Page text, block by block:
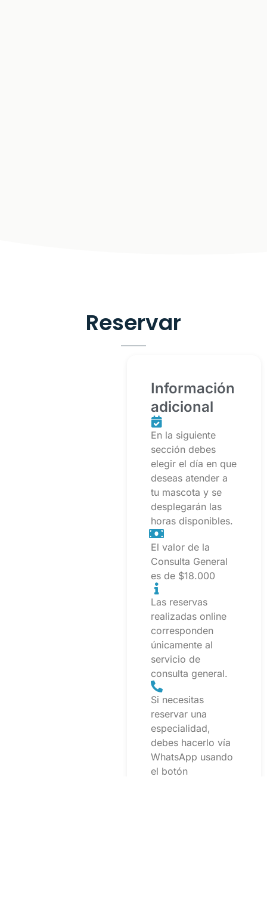
Reservar
Información
adicional
En la siguiente
sección debes
elegir el día en que
deseas atender a
tu mascota y se
desplegarán las
horas disponibles.
El valor de la
Consulta General
es de $18.000
Las reservas
realizadas online
corresponden
únicamente al
servicio de
consulta general.
Si necesitas
reservar una
especialidad,
debes hacerlo vía
WhatsApp usando
el botón